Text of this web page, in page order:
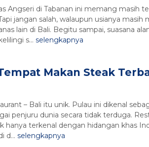
Angseri di Tabanan ini memang masih
jangan salah, walaupun usianya masih
lain di Bali. Begitu sampai, suasana
s... selengkapnya
Makan Steak
– Bali itu unik. Pulau ini dikenal
penjuru dunia secara tidak terduga.
hanya terkenal dengan hidangan khas
d... selengkapnya